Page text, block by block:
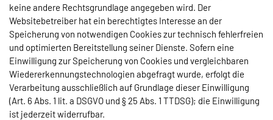
keine andere Rechtsgrundlage angegeben wird. Der
Websitebetreiber hat ein berechtigtes Interesse an der
Speicherung von notwendigen Cookies zur technisch fehlerfreien
und optimierten Bereitstellung seiner Dienste. Sofern eine
Einwilligung zur Speicherung von Cookies und vergleichbaren
Wiedererkennungstechnologien abgefragt wurde, erfolgt die
Verarbeitung ausschließlich auf Grundlage dieser Einwilligung
(Art. 6 Abs. 1 lit. a DSGVO und § 25 Abs. 1 TTDSG); die Einwilligung
ist jederzeit widerrufbar.